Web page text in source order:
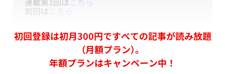
前回はこちら
初回登録は初月300円ですべての記事が読み放題
（月額プラン）。
年額プランはキャンペーン中！